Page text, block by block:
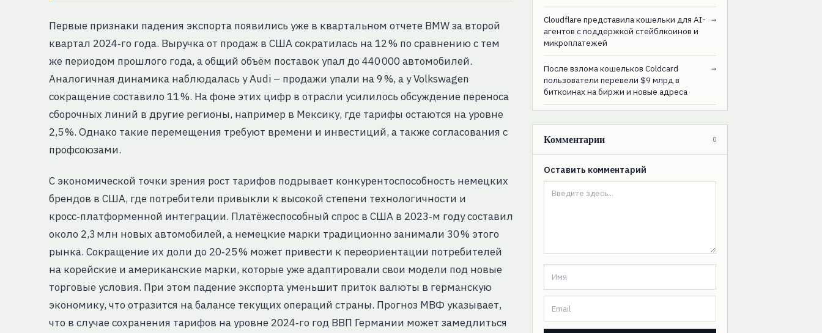
Первые признаки падения экспорта появились уже в квартальном отчете BMW за второй
квартал 2024‑го года. Выручка от продаж в США сократилась на 12 % по сравнению с тем
же периодом прошлого года, а общий объём поставок упал до 440 000 автомобилей.
Аналогичная динамика наблюдалась у Audi – продажи упали на 9 %, а у Volkswagen
сокращение составило 11 %. На фоне этих цифр в отрасли усилилось обсуждение переноса
сборочных линий в другие регионы, например в Мексику, где тарифы остаются на уровне
2,5 %. Однако такие перемещения требуют времени и инвестиций, а также согласования с
профсоюзами.
С экономической точки зрения рост тарифов подрывает конкурентоспособность немецких
брендов в США, где потребители привыкли к высокой степени технологичности и
кросс‑платформенной интеграции. Платёжеспособный спрос в США в 2023‑м году составил
около 2,3 млн новых автомобилей, а немецкие марки традиционно занимали 30 % этого
рынка. Сокращение их доли до 20‑25 % может привести к переориентации потребителей
на корейские и американские марки, которые уже адаптировали свои модели под новые
торговые условия. При этом падение экспорта уменьшит приток валюты в германскую
экономику, что отразится на балансе текущих операций страны. Прогноз МВФ указывает,
что в случае сохранения тарифов на уровне 2024‑го год ВВП Германии может замедлиться
Cloudflare представила кошельки для AI-
агентов с поддержкой стейблкоинов и
микроплатежей
→
После взлома кошельков Coldcard
пользователи перевели $9 млрд в
биткоинах на биржи и новые адреса
→
Комментарии 0
Оставить комментарий